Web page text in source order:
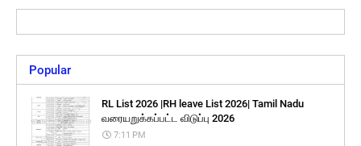
Popular
RL List 2026 |RH leave List 2026| Tamil Nadu
வரையறுக்கப்பட்ட விடுப்பு 2026
7:11 PM